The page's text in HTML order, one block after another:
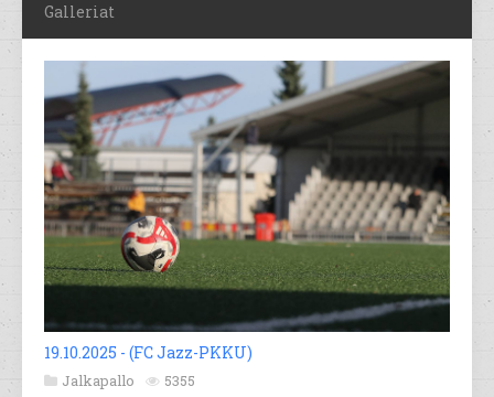
Galleriat
19.10.2025 - (FC Jazz-PKKU)
Jalkapallo 5355